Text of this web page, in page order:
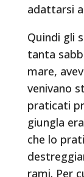
adattarsi
Quindi gli
tanta
mare,
venivano
praticati
giungla
che lo
rami. Per